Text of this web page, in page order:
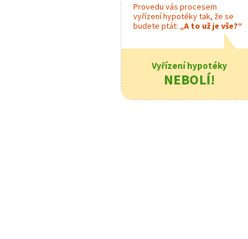
Provedu vás procesem
vyřízení hypotéky tak, že se
budete ptát: „A to už je vše?“
Vyřízení hypotéky
NEBOLÍ!